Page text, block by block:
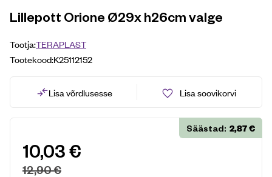
Lillepott Orione Ø29x h26cm valge
Tootja:TERAPLAST
Tootekood:K25112152
Lisa võrdlusesse Lisa soovikorvi
10,03€
12,90€
Säästad: 2,87€